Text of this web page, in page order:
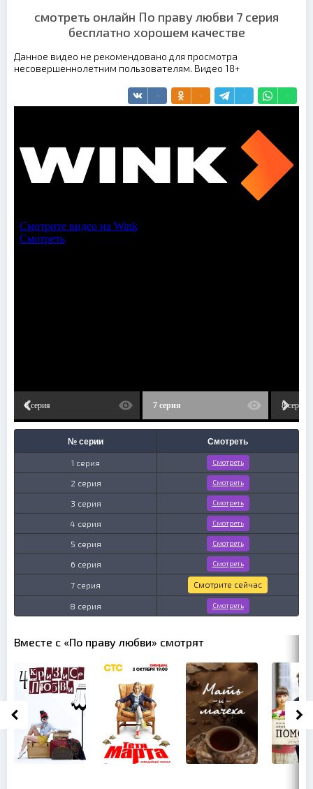
смотреть онлайн По праву любви 7 серия
бесплатно хорошем качестве
Данное видео не рекомендовано для просмотра
несовершеннолетним пользователям. Видео 18+
6 серия 7 серия 8 серия
№ серии Смотреть
1 серия Смотреть
2 серия Смотреть
3 серия Смотреть
4 серия Смотреть
5 серия Смотреть
6 серия Смотреть
7 серия Смотрите сейчас
8 серия Смотреть
Вместе с «По праву любви» смотрят